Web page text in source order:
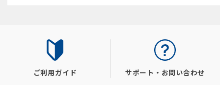
ご利用ガイド サポート・お問い合わせ